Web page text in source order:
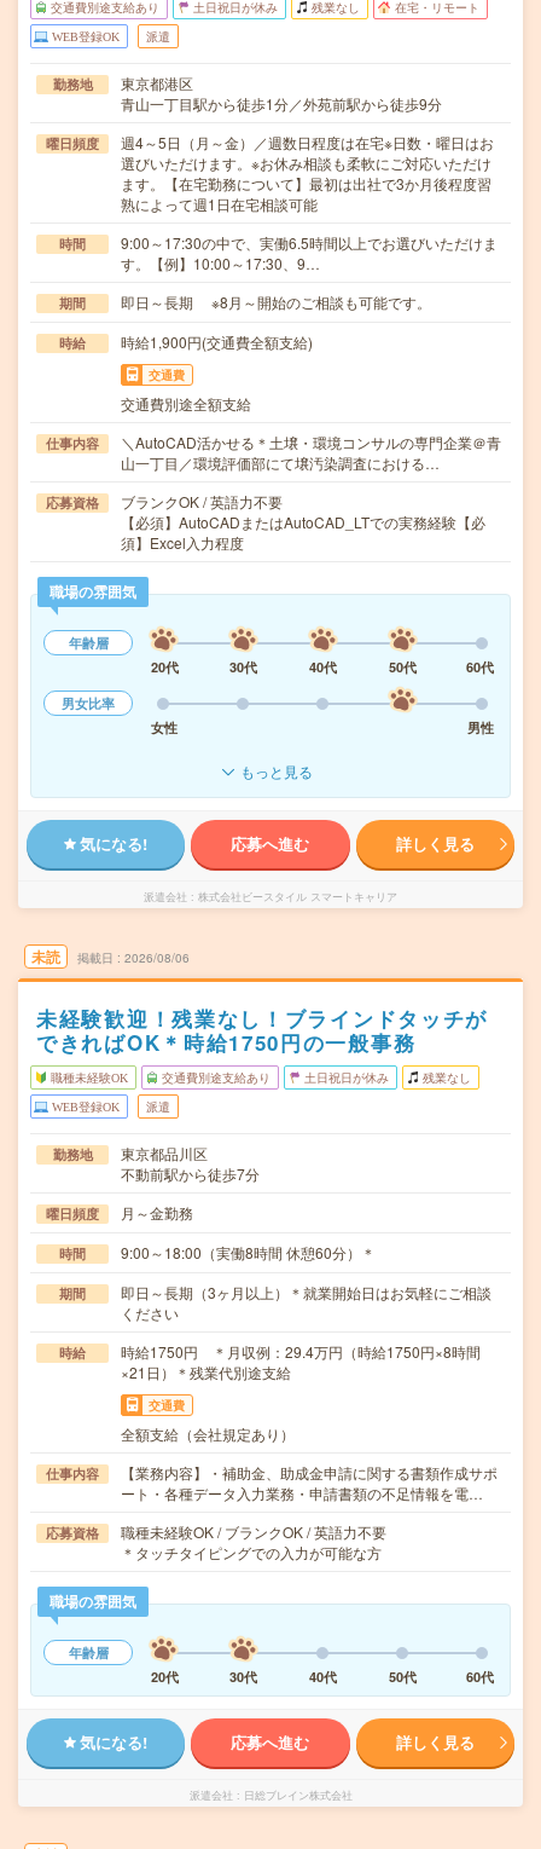
交通費別途支給あり 土日祝日が休み 残業なし 在宅・リモート
WEB登録OK 派遣
勤務地
東京都港区
青山一丁目駅から徒歩1分／外苑前駅から徒歩9分
曜日頻度
週4～5日（月～金）／週数日程度は在宅※日数・曜日はお
選びいただけます。※お休み相談も柔軟にご対応いただけ
ます。【在宅勤務について】最初は出社で3か月後程度習
熟によって週1日在宅相談可能
時間
9:00～17:30の中で、実働6.5時間以上でお選びいただけま
す。【例】10:00～17:30、9…
期間 即日～長期 ※8月～開始のご相談も可能です。
時給 時給1,900円(交通費全額支給)
交通費
交通費別途全額支給
仕事内容
＼AutoCAD活かせる＊土壌・環境コンサルの専門企業＠青
山一丁目／環境評価部にて壌汚染調査における…
応募資格
ブランクOK / 英語力不要
【必須】AutoCADまたはAutoCAD_LTでの実務経験【必
須】Excel入力程度
職場の雰囲気
年齢層
20代
30代 40代 50代
60代
男女比率
女性
男性
もっと見る
気になる! 応募へ進む 詳しく見る
派遣会社 株式会社ビースタイル スマートキャリア
未読 掲載日 2026/08/06
未経験歓迎！残業なし！ブラインドタッチが
できればOK＊時給1750円の一般事務
職種未経験OK 交通費別途支給あり 土日祝日が休み 残業なし
WEB登録OK 派遣
勤務地
東京都品川区
不動前駅から徒歩7分
曜日頻度 月～金勤務
時間 9:00～18:00（実働8時間 休憩60分）＊
期間
即日～長期（3ヶ月以上）＊就業開始日はお気軽にご相談
ください
時給
時給1750円 ＊月収例：29.4万円（時給1750円×8時間
×21日）＊残業代別途支給
交通費
全額支給（会社規定あり）
仕事内容
【業務内容】・補助金、助成金申請に関する書類作成サポ
ート・各種データ入力業務・申請書類の不足情報を電…
応募資格
職種未経験OK / ブランクOK / 英語力不要
＊タッチタイピングでの入力が可能な方
職場の雰囲気
年齢層
20代
30代 40代 50代 60代
気になる! 応募へ進む 詳しく見る
派遣会社 日総ブレイン株式会社